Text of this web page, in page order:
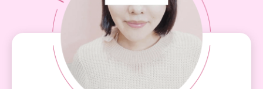
きました。
もう一つは女性として美しくなっていけることで
す。チャットレディをはじめてから、可愛く見せ
る為に、仕草や、自分に似合うお化粧、ヘアケ
ア、姿勢等、研究し日頃から気にする様になりま
した！ズボラだった私が、周りからも可愛くなっ